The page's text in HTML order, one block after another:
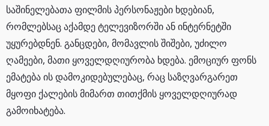
საშინელებათა ფილმის პერსონაჟები ხდებიან,
რომლებსაც აქამდე ტელევიზორში ან ინტერნეტში
უყურებდნენ. განცდები, მომავლის შიშები, უძილო
ღამეები, მათი ყოველდღიურობა ხდება. ემოციურ ფონს
ემატება ის დამოკიდებულებაც, რაც საზღვარგარეთ
მყოფი ქალების მიმართ თითქმის ყოველდღიურად
გამოიხატება.